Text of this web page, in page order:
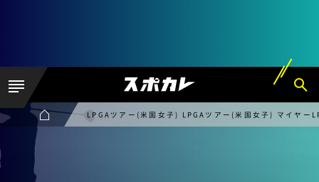
LPGAツアー(米国女子) LPGAツアー(米国女子) マイヤー